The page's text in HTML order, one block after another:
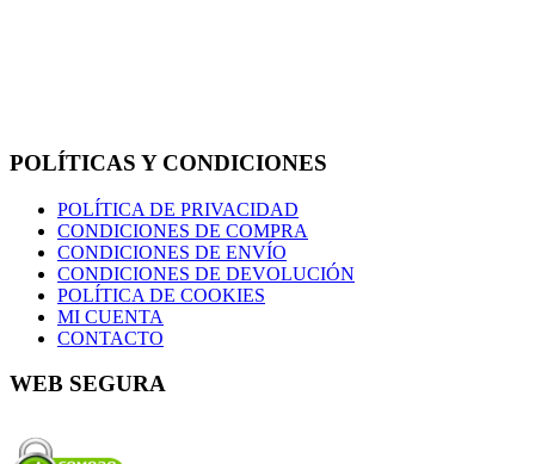
POLÍTICAS Y CONDICIONES
POLÍTICA DE PRIVACIDAD
CONDICIONES DE COMPRA
CONDICIONES DE ENVÍO
CONDICIONES DE DEVOLUCIÓN
POLÍTICA DE COOKIES
MI CUENTA
CONTACTO
WEB SEGURA